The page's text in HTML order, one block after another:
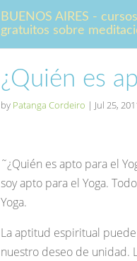
BUENOS AIRES - cursos
gratuitos sobre
¿Quién es
by Patanga Cordeiro | Jul 25,
˜¿Quién es apto para el
soy apto para el Yoga.
Yoga.
La aptitud espiritual
nuestro deseo de unidad.